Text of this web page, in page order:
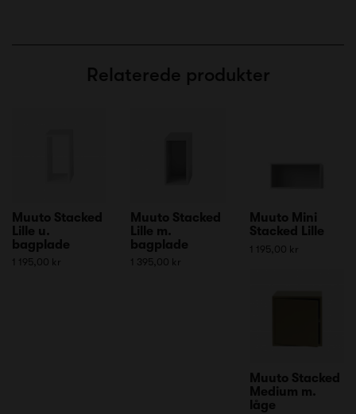
Relaterede produkter
Muuto Stacked
Lille u.
bagplade
1 195,00 kr
Muuto Stacked
Lille m.
bagplade
1 395,00 kr
Muuto Mini
Stacked Lille
1 195,00 kr
Muuto Stacked
Medium m.
låge